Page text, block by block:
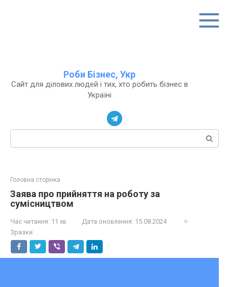
Роби Бізнес, Укр
Сайт для ділових людей і тих, хто робить бізнес в
Україні
Головна сторінка
Заява про прийняття на роботу за
сумісництвом
Час читання: 11 хв Дата оновлення: 15.08.2024
⭐
Зразки